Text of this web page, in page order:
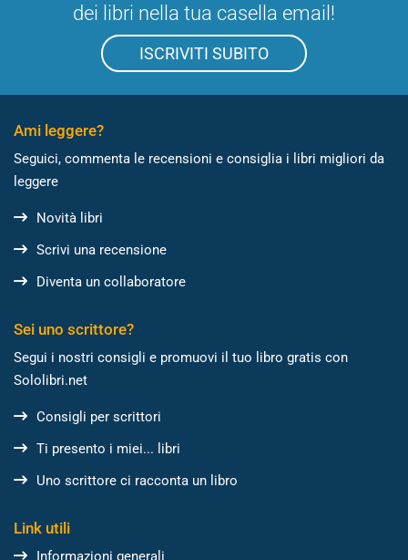
dei libri nella tua casella email!
ISCRIVITI SUBITO
Ami leggere?
Seguici, commenta le recensioni e consiglia i libri migliori da
leggere
Novità libri
Scrivi una recensione
Diventa un collaboratore
Sei uno scrittore?
Segui i nostri consigli e promuovi il tuo libro gratis con
Sololibri.net
Consigli per scrittori
Ti presento i miei... libri
Uno scrittore ci racconta un libro
Link utili
Informazioni generali